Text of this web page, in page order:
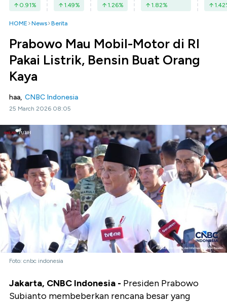
0.91% 1.49% 1.26% 1.82% 1.42
HOME News Berita
Prabowo Mau Mobil-Motor di RI
Pakai Listrik, Bensin Buat Orang
Kaya
haa, CNBC Indonesia
25 March 2026 08:05
Foto: cnbc indonesia
Jakarta, CNBC Indonesia - Presiden Prabowo
Subianto membeberkan rencana besar yang